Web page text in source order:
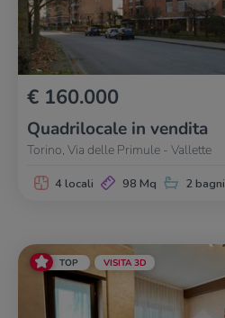
€ 160.000
Quadrilocale in vendita
Torino, Via delle Primule - Vallette
4 locali 98 Mq 2 bagni
TOP VISITA 3D